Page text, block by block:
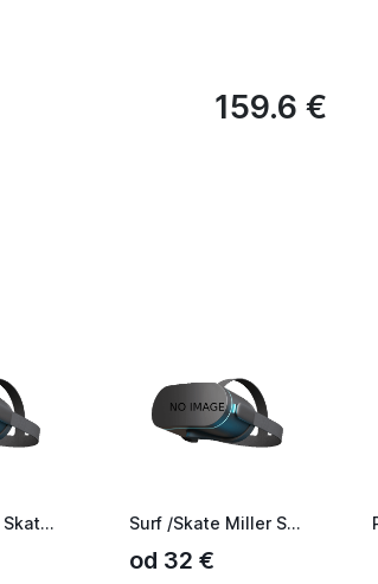
159.6 €
Mindless Surf Skate Fish Tail 29,5 Surf /Skate Miller Steve
od 32 €